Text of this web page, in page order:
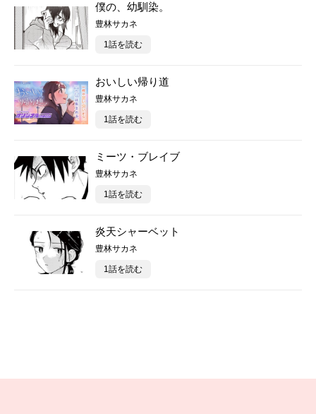
僕の、幼馴染。
豊林サカネ
1話を読む
おいしい帰り道
豊林サカネ
1話を読む
ミーツ・ブレイブ
豊林サカネ
1話を読む
炎天シャーベット
豊林サカネ
1話を読む